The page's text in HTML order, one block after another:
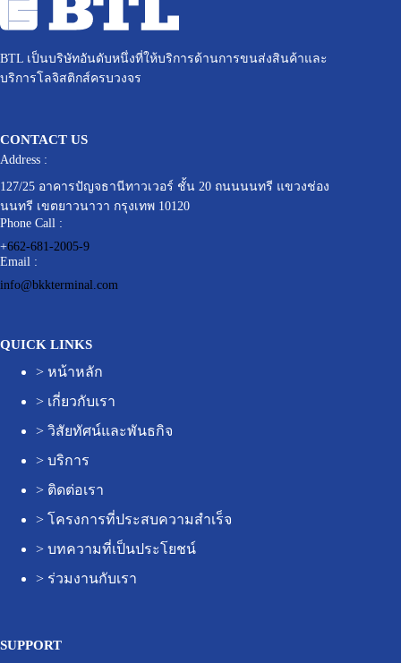
BTL เป็นบริษัทอันดับหนึ่งที่ให้บริการด้านการขนส่งสินค้าและ
บริการโลจิสติกส์ครบวงจร
CONTACT US
Address :
127/25 อาคารปัญจธานีทาวเวอร์ ชั้น 20 ถนนนนทรี แขวงช่อง
นนทรี เขตยาวนาวา กรุงเทพ 10120
Phone Call :
+662-681-2005-9
Email :
info@bkkterminal.com
QUICK LINKS
> หน้าหลัก
> เกี่ยวกับเรา
> วิสัยทัศน์และพันธกิจ
> บริการ
> ติดต่อเรา
> โครงการที่ประสบความสำเร็จ
> บทความที่เป็นประโยชน์
> ร่วมงานกับเรา
SUPPORT